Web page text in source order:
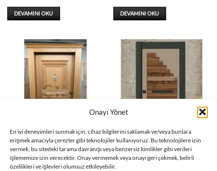
Onayı Yönet
En iyi deneyimleri sunmak için, cihaz bilgilerini saklamak ve/veya bunlara
erişmek amacıyla çerezler gibi teknolojiler kullanıyoruz. Bu teknolojilere izin
vermek, bu sitedeki tarama davranışı veya benzersiz kimlikler gibi verileri
işlememize izin verecektir. Onay vermemek veya onayı geri çekmek, belirli
özellikleri ve işlevleri olumsuz etkileyebilir.
DEVAMINI OKU DEVAMINI OKU
DAIRE KAPISI
Ahşap Daire Kapısı ÇK0601
DAIRE KAPISI
Ahşap Detay Daire Kapısı
ÇK0600